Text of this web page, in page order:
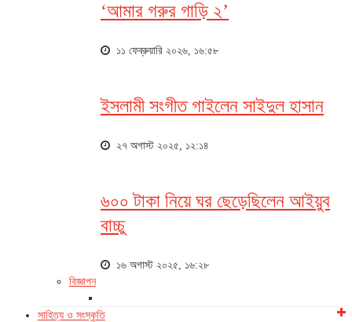
‘আমার গরুর গাড়ি ২’
১১ ফেব্রুয়ারি ২০২৬, ১৬:৫৮
ইসলামী সংগীত গাইলেন সাইদুল হাসান
২৭ অগাস্ট ২০২৫, ১২:১৪
৬০০ টাকা নিয়ে ঘর ছেড়েছিলেন আইয়ুব
বাচ্চু
১৬ অগাস্ট ২০২৫, ১৬:২৮
বিজ্ঞাপন
সাহিত্য ও সংস্কৃতি